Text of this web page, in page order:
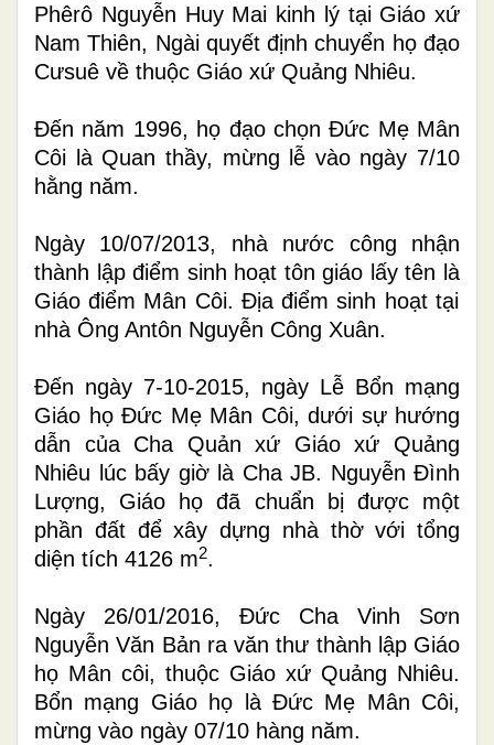
Phêrô Nguyễn Huy Mai kinh lý tại Giáo xứ
Nam Thiên, Ngài quyết định chuyển họ đạo
Cưsuê về thuộc Giáo xứ Quảng Nhiêu.
Đến năm 1996, họ đạo chọn Đức Mẹ Mân
Côi là Quan thầy, mừng lễ vào ngày 7/10
hằng năm.
Ngày 10/07/2013, nhà nước công nhận
thành lậpđiểm sinh hoạt tôn giáo lấy tên là
Giáo điểm Mân Côi. Địa điểm sinh hoạt tại
nhà Ông Antôn Nguyễn Công Xuân.
Đến ngày 7-10-2015, ngày Lễ Bổn mạng
Giáo họ Đức Mẹ Mân Côi, dưới sự hướng
dẫn của Cha Quản xứ Giáo xứ Quảng
Nhiêu lúc bấy giờ là Cha JB. Nguyễn Đình
Lượng, Giáo họ đã chuẩn bị được một
phần đất để xây dựng nhà thờ với tổng
diện tích 4126 m2.
Ngày 26/01/2016, Đức Cha Vinh Sơn
Nguyễn Văn Bản ra văn thư thành lập Giáo
họ Mân côi, thuộc Giáo xứ Quảng Nhiêu.
Bổn mạng Giáo họ là Đức Mẹ Mân Côi,
mừng vào ngày 07/10 hàng năm.